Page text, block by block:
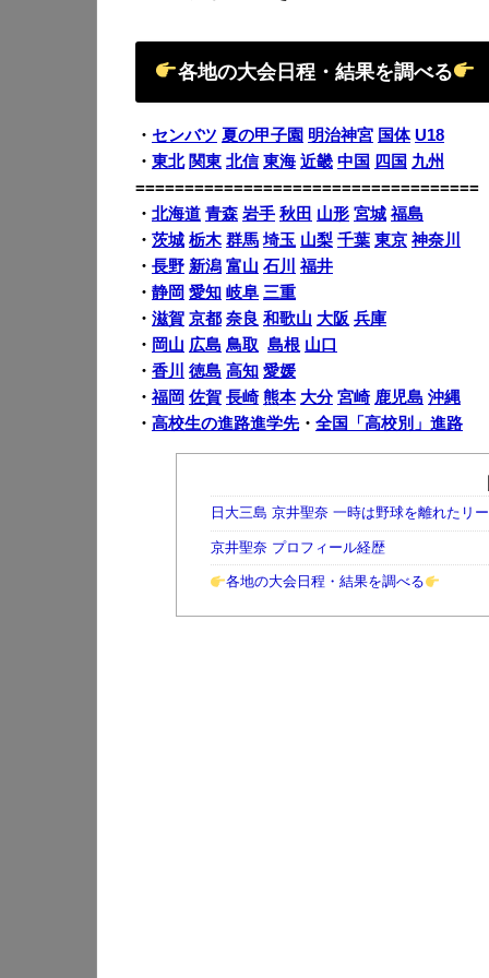
各地の大会日程・結果を調べる
・ センバツ 夏の甲子園 明治神宮 国体 U18
・ 東北 関東 北信 東海 近畿 中国 四国 九州
===================================
・ 北海道 青森 岩手 秋田 山形 宮城 福島
・ 茨城 栃木 群馬 埼玉 山梨 千葉 東京 神奈川
・ 長野 新潟 富山 石川
福井
・ 静岡 愛知 岐阜 三重
・ 滋賀 京都 奈良 和歌山 大阪 兵庫
・ 岡山 広島 鳥取 島根 山口
・ 香川 徳島 高知 愛媛
・ 福岡 佐賀 長崎 熊本 大分 宮崎 鹿児島 沖縄
・ 高校生の進路進学先・ 全国「高校別」進路
日大三島 京井聖奈 一時は野球を離れたリ
京井聖奈 プロフィール経歴
各地の大会日程・結果を調べる